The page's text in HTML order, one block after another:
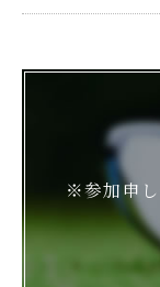
※参加申し